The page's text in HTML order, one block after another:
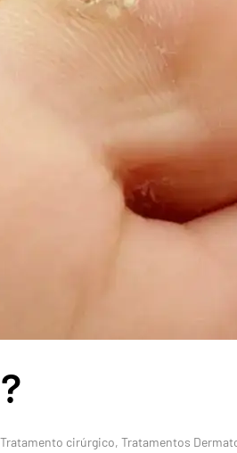
Tratamento cirúrgico, Tratamentos